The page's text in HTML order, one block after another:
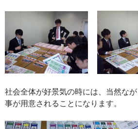
社会全体が好景気の時には、当然な
事が用意されることになります。